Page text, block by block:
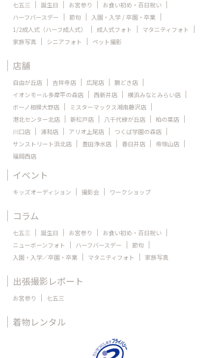
七五三 誕生日 お宮参り
お食い初め・百日祝い
ハーフバースデー
節句
入園・入学 / 卒園・卒業
1/2成人式（ハーフ成人式）
成人式フォト
マタニティフォト
家族写真
シニアフォト ペット撮影
店舗
自由が丘店 吉祥寺店 広尾店
勝どき店
イオンモール多摩平の森店
西新井店
横浜みなとみらい店
ボーノ相模大野店
ミスターマックス湘南藤沢店
港北センター北店
新松戸店 八千代緑が丘店
柏の葉店
川口店
浦和店 アリオ上尾店
つくば学園の森店
サンストリート浜北店
豊田浄水店 春日井店
帝塚山店
福岡西店
イベント
キッズオーディション 撮影会 ワークショップ
コラム
七五三 誕生日 お宮参り
お食い初め・百日祝い
ニューボーンフォト
ハーフバースデー
節句
入園・入学／卒園・卒業
マタニティフォト 家族写真
出張撮影レポート
お宮参り 七五三
着物レンタル